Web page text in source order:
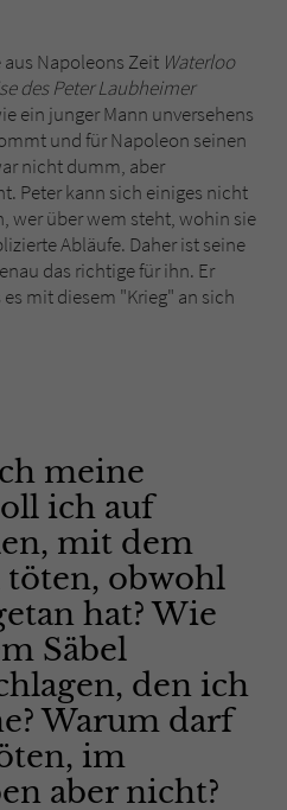
aus Napoleons Zeit Waterloo
des Peter Laubheimer
ein junger Mann unversehens
und für Napoleon seinen
nicht dumm, aber
Peter kann sich einiges nicht
wer über wem steht, wohin sie
Abläufe. Daher ist seine
das richtige für ihn. Er
mit diesem "Krieg" an sich
meine
ich auf
mit dem
obwohl
hat? Wie
Säbel
den ich
Warum darf
im
aber nicht?